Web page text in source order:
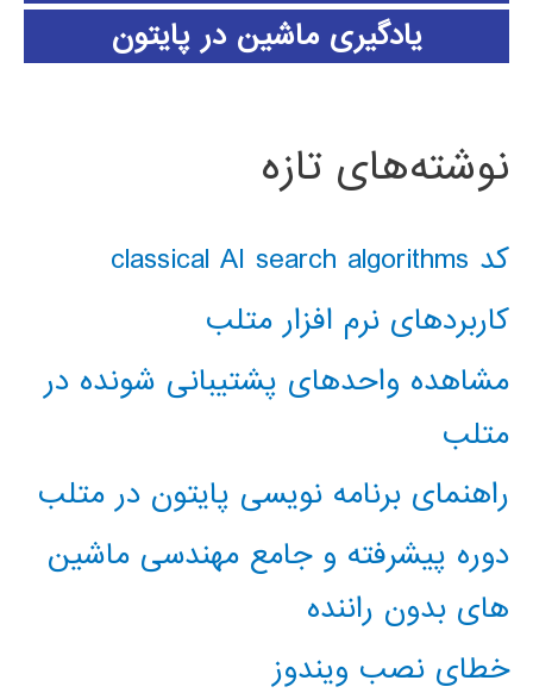
یادگیری ماشین در پایتون
نوشته‌های تازه
کد classical AI search algorithms
کاربردهای نرم افزار متلب
مشاهده واحدهای پشتیبانی شونده در
متلب
راهنمای برنامه نویسی پایتون در متلب
دوره پیشرفته و جامع مهندسی ماشین
های بدون راننده
خطای نصب ویندوز